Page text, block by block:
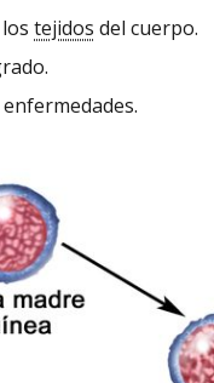
tejidos del cuerpo.
enfermedades.